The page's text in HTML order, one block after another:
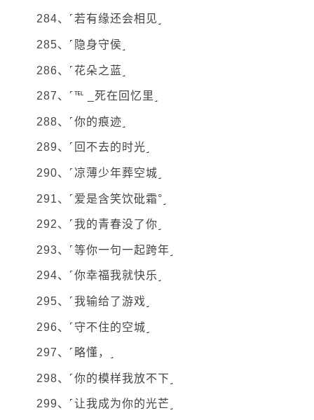
284、˹若有缘还会相见˼
285、˹隐身守侯˼
286、˹花朵之蓝˼
287、˹℡ _死在回忆里˼
288、˹你的痕迹˼
289、˹回不去的时光˼
290、˹凉薄少年葬空城˼
291、˹爱是含笑饮砒霜°˼
292、˹我的青春没了你˼
293、˹等你一句一起跨年˼
294、˹你幸福我就快乐˼
295、˹我输给了游戏˼
296、˹守不住的空城˼
297、˹略懂，˼
298、˹你的模样我放不下˼
299、˹让我成为你的光芒˼